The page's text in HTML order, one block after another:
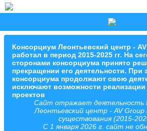
Консорциум Леонтьевский центр -
работал в период 2015-2025 гг. На
сторонами консорциума принято
прекращении его деятельности. При
консорциума продолжают свою
исключают возможности
проектов
Сайт отражает деятельность
Леонтьевский центр - AV Group
существования (2015-
С 1 января 2026 г. сайт не